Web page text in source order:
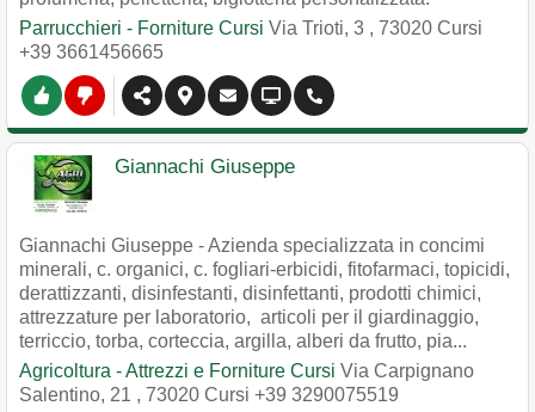
Parrucchieri - Forniture Cursi Via Trioti, 3 , 73020 Cursi
+39 3661456665
Giannachi Giuseppe
Giannachi Giuseppe - Azienda specializzata in concimi
minerali, c. organici, c. fogliari-erbicidi, fitofarmaci, topicidi,
derattizzanti, disinfestanti, disinfettanti, prodotti chimici,
attrezzature per laboratorio, articoli per il giardinaggio,
terriccio, torba, corteccia, argilla, alberi da frutto, pia...
Agricoltura - Attrezzi e Forniture Cursi Via Carpignano
Salentino, 21 , 73020 Cursi +39 3290075519